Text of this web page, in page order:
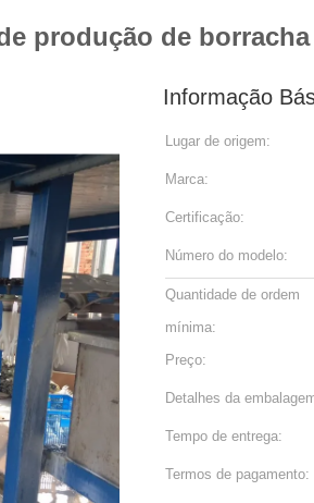
produção de
Informação
Lugar de origem:
Marca:
Certificação:
Número do modelo:
Quantidade de ordem
mínima:
Preço:
Detalhes da
Tempo de entrega:
Termos de pagamento: